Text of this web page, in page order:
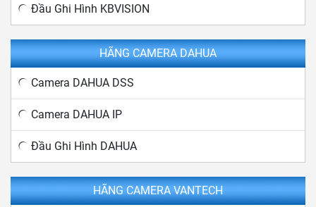
Đầu Ghi Hình KBVISION
HÃNG CAMERA DAHUA
Camera DAHUA DSS
Camera DAHUA IP
Đầu Ghi Hình DAHUA
HÃNG CAMERA VANTECH